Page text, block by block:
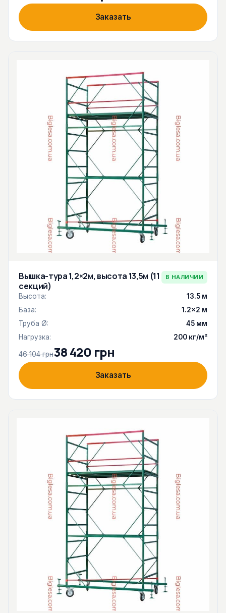
Заказать
Вышка-тура 1,2×2м, высота 13,5м (11
секций)
В НАЛИЧИИ
Высота:
13.5 м
База:
1.2×2 м
Труба Ø:
45 мм
Нагрузка:
200 кг/м²
46 104 грн38 420 грн
Заказать